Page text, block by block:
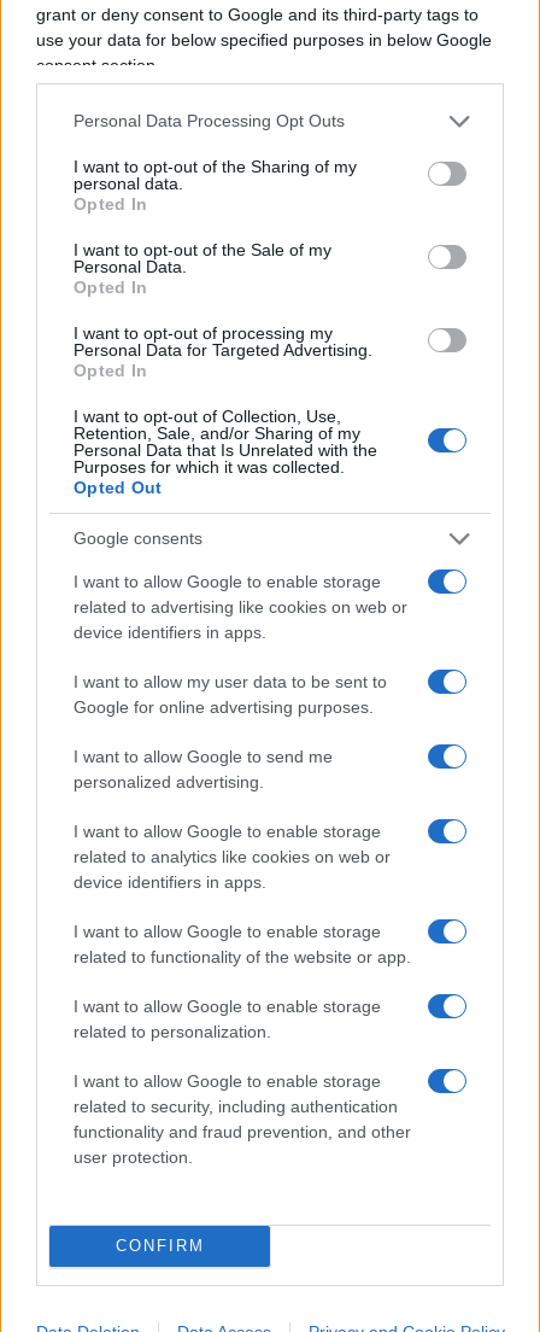
grant or deny consent to Google and its third-party tags to
use your data for below specified purposes in below Google
consent section.
Personal Data Processing Opt Outs
I want to opt-out of the Sharing of my
personal data.
Opted In
I want to opt-out of the Sale of my
Personal Data.
Opted In
I want to opt-out of processing my
Personal Data for Targeted Advertising.
Opted In
I want to opt-out of Collection, Use,
Retention, Sale, and/or Sharing of my
Personal Data that Is Unrelated with the
Purposes for which it was collected.
Opted Out
Google consents
I want to allow Google to enable storage
related to advertising like cookies on web or
device identifiers in apps.
I want to allow my user data to be sent to
Google for online advertising purposes.
I want to allow Google to send me
personalized advertising.
I want to allow Google to enable storage
related to analytics like cookies on web or
device identifiers in apps.
I want to allow Google to enable storage
related to functionality of the website or app.
I want to allow Google to enable storage
related to personalization.
I want to allow Google to enable storage
related to security, including authentication
functionality and fraud prevention, and other
user protection.
CONFIRM
Basta fare pochi esempi, tra i molti che si trovano
Gender: «Nel nuovo libretto di famiglia e nel
campeggiavano in grassetto i termini ‘sposo o
padre’ e ‘sposa o madre’. Nei nuovi libretti le
parole ‘padre’, ‘madre’ sono state sostituite da
‘uno dei genitori’. La Cardiff Metropolitan
stilatouna lista di trentaquattro parole che
docenti e studenti sono invitati a non usare
, sostituendole con altre non ‘sessiste’ […] Chi
in Inghilterra non ha sentito l’espressione ladies
and gentlemen? Sui treni inglesi non sarà più
possibile. Per essere più inclusivi hanno detto
addio alla celebre formula […] Il Brighton and
Sussex University Hospitals Nhs Trust è stato il
primo in Inghilterra a usare ‘allattamento al
torace’ anziché ‘allattamento al seno’ e ‘genitore
Le implicazioni di questo mutamento culturale
non sono però solamente “linguistiche” perché
che si piegano a questa logicafino a divenire la
culla stessa di questa nuova ideologia che da lì si
giornalisti, opinionisti, scrittori, filosofi,
insegnanti, ecc.) a tutta la società. Scrive Meotti:
«Guardando indietro di qualche decennio, si può
dire che il dibattito sulla teoria del gender non era
stato preso davvero sul serio. È stato spesso
liquidato come una moda passeggera, una
stravaganza, un sussurro culturale.Ora è
diventato dogma
espande questo regno dell’irragionevolezza e
dell’indottrinamento. È partito dalle accademie
per arrivare al cuore pulsante della nostra società,
con i suoi simboli, le sue aziende, le sue